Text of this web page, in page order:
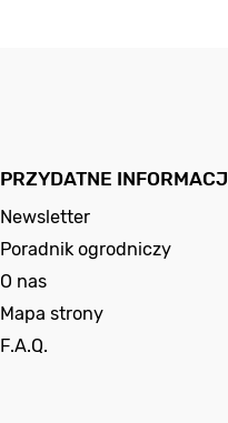
PRZYDATNE
Newsletter
Poradnik ogrodniczy
O nas
Mapa strony
F.A.Q.